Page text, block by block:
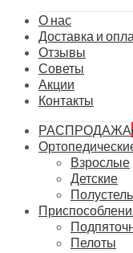
О нас
Доставка и
Отзывы
Советы
Акции
Контакты
РАСПРОДАЖА
Взрослые
Детские
Пелоты